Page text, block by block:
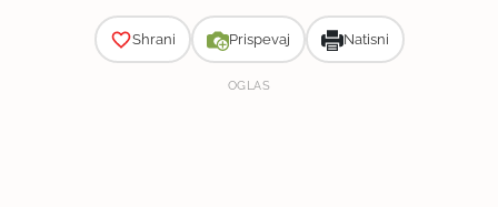
Shrani Prispevaj Natisni
OGLAS